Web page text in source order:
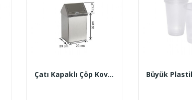
Çatı Kapaklı Çöp Kovası 430 Kalite Paslanmaz 16...